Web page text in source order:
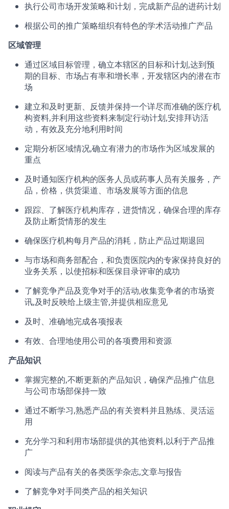
执行公司市场开发策略和计划，完成新产品的进药计划
根据公司的推广策略组织有特色的学术活动推广产品
区域管理
通过区域目标管理，确立本辖区的目标和计划,达到预
期的目标、市场占有率和增长率，开发辖区内的潜在市
场
建立和及时更新、反馈并保持一个详尽而准确的医疗机
构资料,并利用这些资料来制定行动计划,安排拜访活
动，有效及充分地利用时间
定期分析区域情况,确立有潜力的市场作为区域发展的
重点
及时通知医疗机构的医务人员或药事人员有关服务，产
品，价格，供货渠道、市场发展等方面的信息
跟踪、了解医疗机构库存，进货情况，确保合理的库存
及防止断货情形的发生
确保医疗机构每月产品的消耗，防止产品过期退回
与市场和商务部配合，和负责医院内的专家保持良好的
业务关系，以使招标和医保目录评审的成功
了解竞争产品及竞争对手的活动,收集竞争者的市场资
讯,及时反映给上级主管,并提供相应意见
及时、准确地完成各项报表
有效、合理地使用公司的各项费用和资源
产品知识
掌握完整的,不断更新的产品知识，确保产品推广信息
与公司市场部保持一致
通过不断学习,熟悉产品的有关资料并且熟练、灵活运
用
充分学习和利用市场部提供的其他资料,以利于产品推
广
阅读与产品有关的各类医学杂志,文章与报告
了解竞争对手同类产品的相关知识